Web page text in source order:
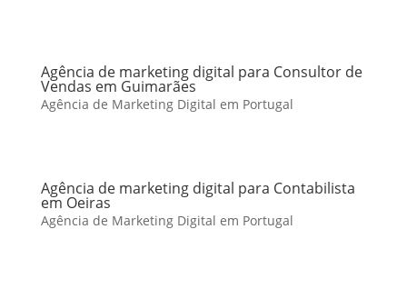
Agência de marketing digital para Consultor de
Vendas em Guimarães
Agência de Marketing Digital em Portugal
Agência de marketing digital para Contabilista
em Oeiras
Agência de Marketing Digital em Portugal